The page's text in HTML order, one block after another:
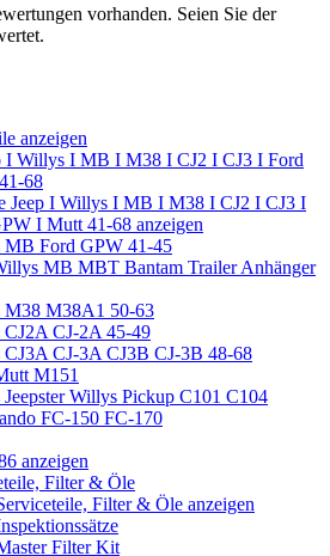
vorhanden. Seien Sie der
anzeigen
I Willys I MB I M38 I CJ2 I CJ3 I Ford
68
Jeep I Willys I MB I M38 I CJ2 I CJ3 I
I Mutt 41-68 anzeigen
Ford GPW 41-45
MB MBT Bantam Trailer Anhänger
M38 M38A1 50-63
CJ-2A 45-49
CJ-3A CJ3B CJ-3B 48-68
M151
Willys Pickup C101 C104
FC-150 FC-170
anzeigen
Filter & Öle
Filter & Öle anzeigen
Filter Kit